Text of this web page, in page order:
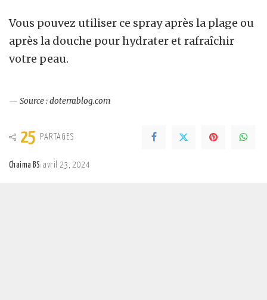
Vous pouvez utiliser ce spray après la plage ou
après la douche pour hydrater et rafraîchir
votre peau.
— Source : doterrablog.com
25 PARTAGES
Chaima BS avril 23, 2024